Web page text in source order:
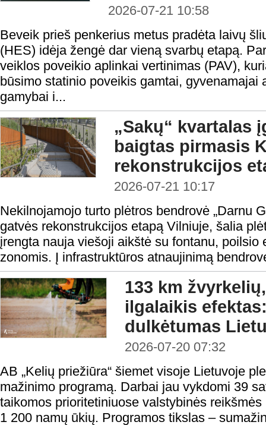
2026-07-21 10:58
Beveik prieš penkerius metus pradėta laivų
(HES) idėja žengė dar vieną svarbų etapą.
veiklos poveikio aplinkai vertinimas (PAV),
būsimo statinio poveikis gamtai, gyvenamajai
gamybai i...
„Sakų“ kvartalas
baigtas pirmasis
rekonstrukcijos
2026-07-21 10:17
Nekilnojamojo turto plėtros bendrovė „Darnu
gatvės rekonstrukcijos etapą Vilniuje, šalia
įrengta nauja viešoji aikštė su fontanu, poilsio
zonomis. Į infrastruktūros atnaujinimą
133 km
ilgalaikis
dulkėtumas
2026-07-20 07:32
AB „Kelių priežiūra“ šiemet visoje Lietuvoje
mažinimo programą. Darbai jau vykdomi 39
taikomos prioritetiniuose valstybinės
1 200 namų ūkių. Programos tikslas –